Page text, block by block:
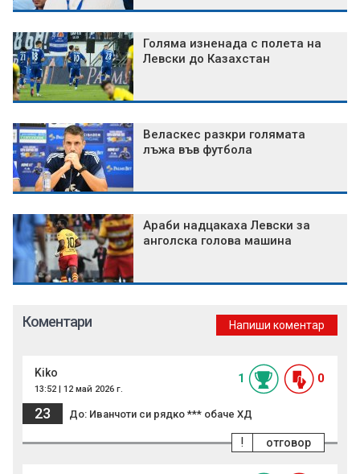
Голяма изненада с полета на
Левски до Казахстан
Веласкес разкри голямата
лъжа във футбола
Араби надцакаха Левски за
анголска голова машина
Коментари Напиши коментар
Kiko
13:52 | 12 май 2026 г.
1 0
23 До: Иванчоти си рядко *** обаче ХД
отговор
!